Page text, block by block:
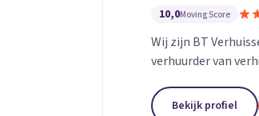
10,0Moving Score
Wij zijn BT
verhuurder van
Bekijk profiel